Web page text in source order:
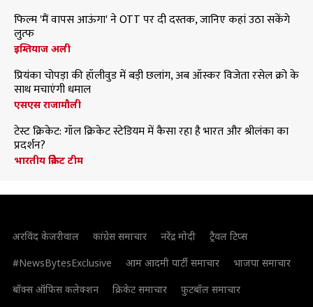
फिल्म 'मैं वापस आऊंगा' ने OTT पर दी दस्तक, जानिए कहां उठा सकेंगे
लुत्फ
इम्तियाज अली
प्रियंका चोपड़ा की हॉलीवुड में बड़ी छलांग, अब ऑस्कर विजेता रसेल क्रो के
साथ मचाएंगी धमाल
एसएस राजामौली
टेस्ट क्रिकेट: गॉल क्रिकेट स्टेडियम में कैसा रहा है भारत और श्रीलंका का
प्रदर्शन?
भारतीय क्रिकेट टीम
अरविंद केजरीवाल कांग्रेस समाचार नरेंद्र मोदी
ट्रैवल टिप्स
#NewsBytesExclusive
आम आदमी पार्टी समाचार
भाजपा समाचार
बॉक्स ऑफिस कलेक्शन
क्रिकेट समाचार फुटबॉल समाचार